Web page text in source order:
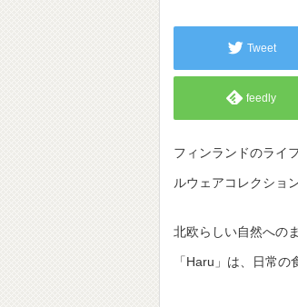
Tweet
feedly
フィンランドのライ
ルウェアコレクショ
北欧らしい自然への
「Haru」は、日常